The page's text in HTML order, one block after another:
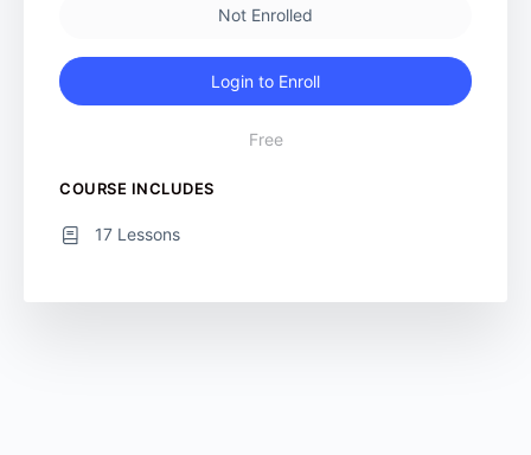
Not Enrolled
Login to Enroll
Free
COURSE INCLUDES
17 Lessons